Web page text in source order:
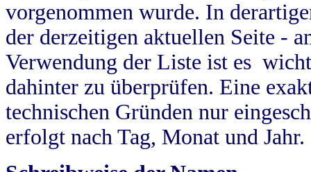
vorgenommen wurde. In
der derzeitigen aktuellen Seite -
Verwendung der Liste ist es
dahinter zu überprüfen. Eine
technischen Gründen nur
erfolgt nach Tag, Monat und Jahr.